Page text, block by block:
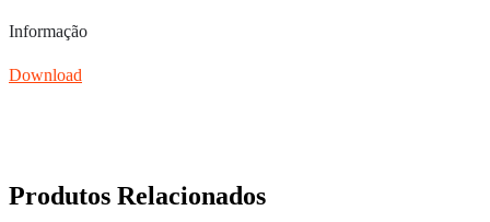
Informação
Download
Produtos Relacionados